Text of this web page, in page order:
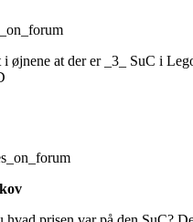
øjnene at der er _3_ SuC i